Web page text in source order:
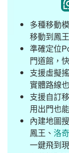
多種移動
移動到鳳
準確定位
門道館，
支援虛擬
實體路線
支援自訂
用出門也
內建地圖
鳳王、 洛
一鍵飛到